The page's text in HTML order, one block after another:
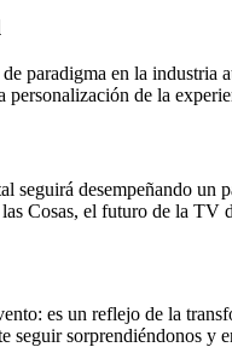
paradigma en la industria
de la
seguirá desempeñando
Cosas, el futuro de la
es un reflejo de la
sorprendiéndonos y